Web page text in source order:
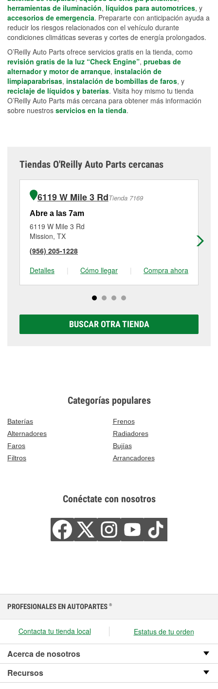
herramientas de iluminación, líquidos para automotrices, y
accesorios de emergencia. Prepararte con anticipación ayuda a
reducir los riesgos relacionados con el vehículo durante
condiciones climáticas severas y cortes de energía prolongados.
O’Reilly Auto Parts ofrece servicios gratis en la tienda, como
revisión gratis de la luz “Check Engine”, pruebas de
alternador y motor de arranque, instalación de
limpiaparabrisas, instalación de bombillas de faros, y
reciclaje de líquidos y baterías. Visita hoy mismo tu tienda
O’Reilly Auto Parts más cercana para obtener más información
sobre nuestros servicios en la tienda.
Tiendas O'Reilly Auto Parts cercanas
6119 W Mile 3 RdTienda 7169
Abre a las 7am
6119 W Mile 3 Rd
Mission, TX
(956) 205-1228
Detalles
| Cómo llegar | Compra ahora
BUSCAR OTRA TIENDA
Categorías populares
Baterías
Frenos
Alternadores
Radiadores
Faros
Bujías
Filtros
Arrancadores
Conéctate con nosotros
PROFESIONALES EN AUTOPARTES ®
Contacta tu tienda local Estatus de tu orden
Acerca de nosotros
Recursos